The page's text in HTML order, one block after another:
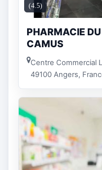
(4.5)
PHARMACIE
CAMUS
Centre Commercial
49100 Angers,